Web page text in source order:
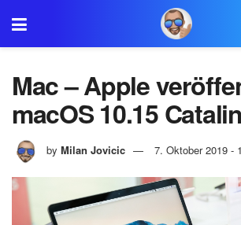
Mac – Apple
macOS 10.15
by Milan Jovicic 7. Oktober 2019 -